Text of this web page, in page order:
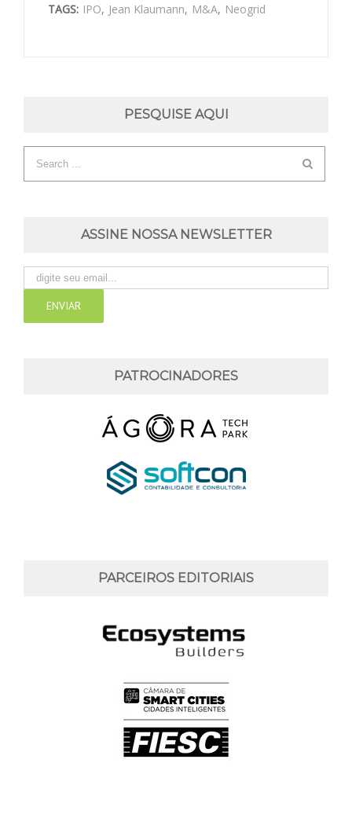
TAGS: IPO, Jean Klaumann, M&A, Neogrid
PESQUISE AQUI
ASSINE NOSSA NEWSLETTER
PATROCINADORES
PARCEIROS EDITORIAIS